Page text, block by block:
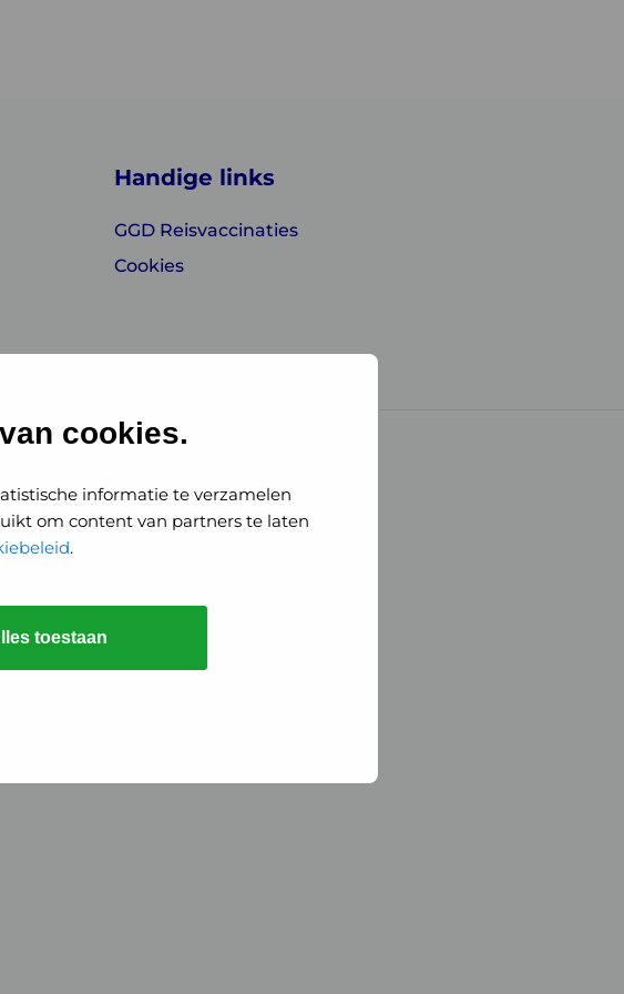
cookies.
informatie te verzamelen
om content van partners te laten
.
toestaan
Handige links
GGD Reisvaccinaties
Cookies